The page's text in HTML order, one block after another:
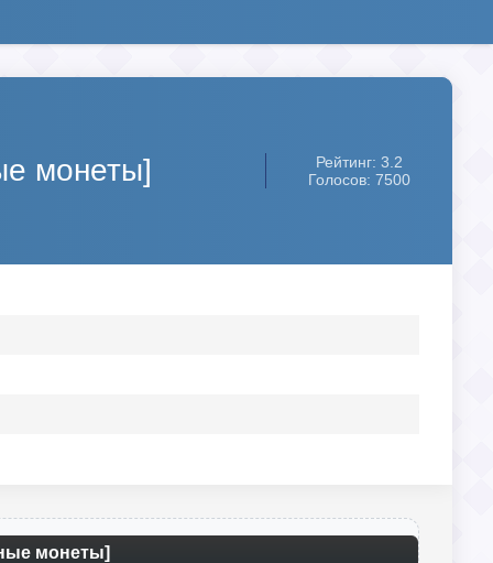
монеты]
Рейтинг: 3.2
Голосов: 7500
монеты]